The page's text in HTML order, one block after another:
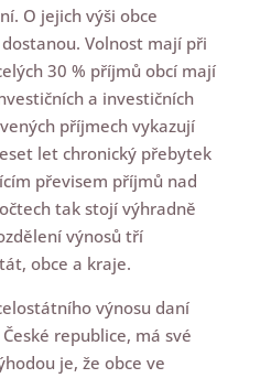
O jejich výši obce
Volnost mají při
30 % příjmů obcí mají
a investičních
příjmech vykazují
let chronický přebytek
převisem příjmů nad
tak stojí výhradně
výnosů tří
obce a kraje.
výnosu daní
republice, má své
je, že obce ve